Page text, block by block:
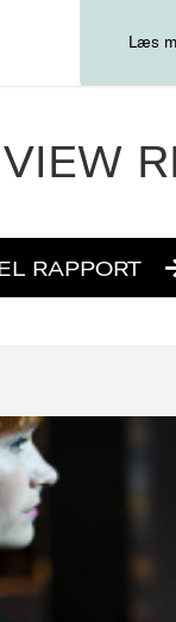
Læs
RAPPORT